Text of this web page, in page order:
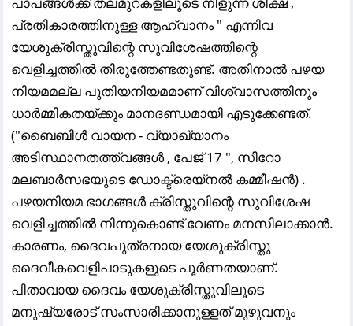
പ്രതികാരത്തിനുള്ള ആഹ്വാനം " എന്നിവ
യേശുക്രിസ്തുവിന്റെ സുവിശേഷത്തിന്റെ
വെളിച്ചത്തിൽ തിരുത്തേണ്ടതുണ്ട്. അതിനാൽ പഴയ
നിയമമല്ല പുതിയനിയമമാണ് വിശ്വാസത്തിനും
ധാർമ്മികതയ്ക്കും മാനദണ്ഡമായി എടുക്കേണ്ടത്.
("ബൈബിൾ വായന - വ്യാഖ്യാനം
അടിസ്ഥാനതത്ത്വങ്ങൾ , പേജ് 17 ", സീറോ
മലബാർസഭയുടെ ഡോക്ട്രെയ്നൽ കമ്മീഷൻ) .
പഴയനിയമ ഭാഗങ്ങൾ ക്രിസ്തുവിന്റെ സുവിശേഷ
വെളിച്ചത്തിൽ നിന്നുകൊണ്ട് വേണം മനസിലാക്കാൻ.
കാരണം, ദൈവപുത്രനായ യേശുക്രിസ്തു
ദൈവീകവെളിപാടുകളുടെ പൂർണതയാണ്.
പിതാവായ ദൈവം യേശുക്രിസ്തുവിലൂടെ
മനുഷ്യരോട് സംസാരിക്കാനുള്ളത് മുഴുവനും